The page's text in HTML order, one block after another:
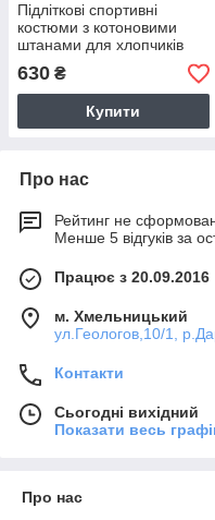
Підліткові спортивні
костюми з котоновими
штанами для хлопчиків
оптом F&D ВЕНГРІЯ
630 ₴
Купити
Про нас
Рейтинг не
Менше 5 відгуків за
Працює з 20.09.2016
м. Хмельницький
ул.Геологов,10/1,
Контакти
Сьогодні вихідний
Показати весь
Про нас